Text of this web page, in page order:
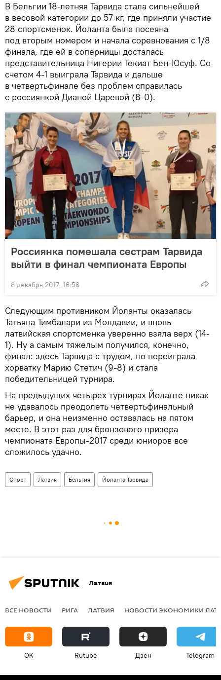
В Бельгии 18-летняя Тарвида стала сильнейшей
в весовой категории до 57 кг, где приняли участие
28 спортсменок. Йоланта была посеяна
под вторым номером и начала соревнования с 1/8
финала, где ей в соперницы досталась
представительница Нигерии Текиат Бен-Юсуф. Со
счетом 4-1 выиграла Тарвида и дальше
в четвертьфинале без проблем справилась
с россиянкой Дианой Царевой (8-0).
Россиянка помешала сестрам Тарвида
выйти в финал чемпионата Европы
8 декабря 2017, 16:56
Следующим противником Йоланты оказалась
Татьяна Тимбалари из Молдавии, и вновь
латвийская спортсменка уверенно взяла верх (14-
1). Ну а самым тяжелым получился, конечно,
финал: здесь Тарвида с трудом, но переиграла
хорватку Марию Стетич (9-8) и стала
победительницей турнира.
На предыдущих четырех турнирах Йоланте никак
не удавалось преодолеть четвертьфинальный
барьер, и она неизменно оставалась на пятом
месте. В этот раз для бронзового призера
чемпионата Европы-2017 среди юниоров все
сложилось удачно.
Спорт Латвия Бельгия Йоланта Тарвида
Латвия
ВСЕ НОВОСТИ РИГА ЛАТВИЯ НОВОСТИ ЭКОНОМИКИ
OK Rutube Дзен Telegram